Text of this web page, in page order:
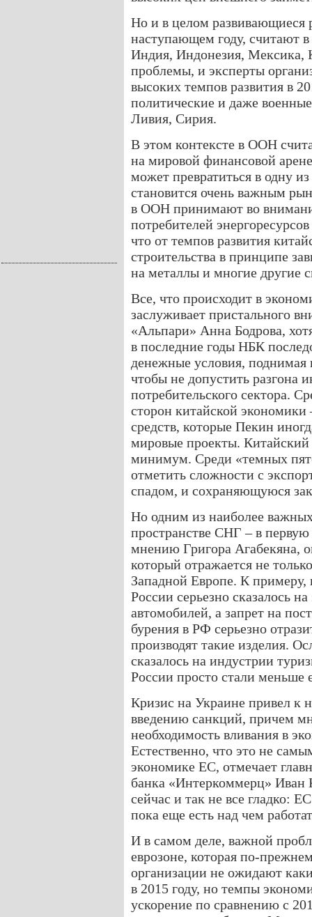
Но и в целом развивающиеся
наступающем году, считают
Индия, Индонезия, Мексика,
проблемы, и эксперты
высоких темпов развития в
политические и даже
Ливия, Сирия.
В этом контексте в ООН
на мировой финансовой
может превратиться в одну
становится очень важным
в ООН принимают во
потребителей
что от темпов развития
строительства в принципе
на металлы и многие другие
Все, что происходит в
заслуживает пристального
«Альпари» Анна Бодрова,
в последние годы НБК
денежные условия, поднимая
чтобы не допустить разгона
потребительского сектора.
сторон китайской
средств, которые Пекин
мировые проекты. Китайский
минимум. Среди «темных
отметить сложности с
спадом, и сохраняющуюся
Но одним из наиболее
пространстве СНГ – в
мнению Григора Агабекяна,
который отражается не
Западной Европе. К примеру,
России серьезно сказалось
автомобилей, а запрет на
бурения в РФ серьезно
производят такие изделия.
сказалось на индустрии
России просто стали меньше
Кризис на Украине привел к
введению санкций, причем
необходимость вливания в
Естественно, что это не
экономике ЕС, отмечает
банка «Интеркоммерц» Иван
сейчас и так не все гладко:
пока еще есть над чем
И в самом деле, важной
еврозоне, которая по-
организации не ожидают
в 2015 году, но темпы
ускорение по сравнению с